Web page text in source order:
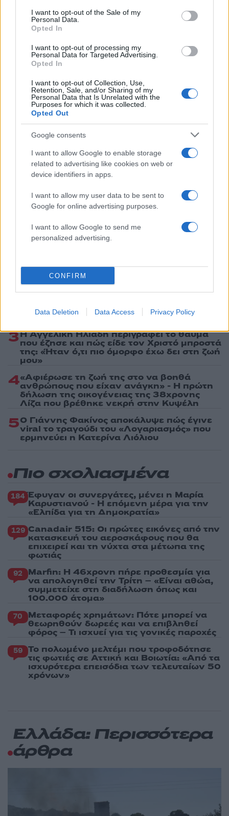
consent section.
I want to opt-out of the Sale of my
Personal Data.
Opted In
I want to opt-out of processing my
Personal Data for Targeted Advertising.
Opted In
I want to opt-out of Collection, Use,
Retention, Sale, and/or Sharing of my
Personal Data that Is Unrelated with the
Purposes for which it was collected.
Opted Out
Google consents
I want to allow Google to enable storage
related to advertising like cookies on web or
device identifiers in apps.
I want to allow my user data to be sent to
Google for online advertising purposes.
I want to allow Google to send me
personalized advertising.
CONFIRM
Data Deletion Data Access Privacy Policy
2000 /2000
Υποβολή σχολίου
Όροι Χρήσης . Το site προστατεύεται από reCAPTCHA, ισχύουν
Ελλάδα
ΑΡΓΟΣΤΟΛΙ
ΚΕΦΑΛΟΝΙΑ
Share:
Ακολουθήστε το Νewsit.gr στοGoogle News
ενημερωθείτε πρώτοι για όλη την ειδησεογραφία και τα
τελευταία νέα της ημέρας
Πιο δημοφιλή
γιορτή του Άκη Παυλόπουλου: «Δεκαπέντε
χρόνια μου διδάσκει υπομονή και αγάπη»
2Αριστοτέλης Δαμίγος: Στο Αποτεφρωτήριο
σύνδεσμο του ελικοπτέρου που έπεσε στην
Ψάθα
3Η Αγγελική Ηλιάδη περιγράφει το θαύμα
που έζησε και πώς είδε τον Χριστό μπροστά
της: «Ήταν ό,τι πιο όμορφο έχω δει στη ζωή
μου»
4«Αφιέρωσε τη ζωή της στο να βοηθά
ανθρώπους που είχαν ανάγκη» - Η πρώτη
δήλωση της οικογένειας της 38χρονης
Λίζα που βρέθηκε νεκρή στην Κυψέλη
5Ο Γιάννης Φακίνος αποκάλυψε πώς έγινε
viral το τραγούδι του «Λογαριασμός» που
ερμηνεύει η Κατερίνα Λιόλιου
Πιο σχολιασμένα
184 Έφυγαν οι συνεργάτες, μένει η Μαρία
Καρυστιανού - Η επόμενη μέρα για την
«Ελπίδα για τη Δημοκρατία»
129 Canadair 515: Οι πρώτες εικόνες από την
κατασκευή του αεροσκάφους που θα
επιχειρεί και τη νύχτα στα μέτωπα της
φωτιάς
92 Marfin: Η 46χρονη πήρε προθεσμία για
να απολογηθεί την Τρίτη – «Είναι αθώα,
συμμετείχε στη διαδήλωση όπως και
100.000 άτομα»
70 Μεταφορές χρημάτων: Πότε μπορεί να
θεωρηθούν δωρεές και να επιβληθεί
φόρος – Τι ισχυεί για τις γονικές παροχές
59 Το πολωμένο μελτέμι που τροφοδότησε
τις φωτιές σε Αττική και Βοιωτία: «Από τα
ισχυρότερα επεισόδια των τελευταίων 50
χρόνων»
Ελλάδα: Περισσότερα
άρθρα